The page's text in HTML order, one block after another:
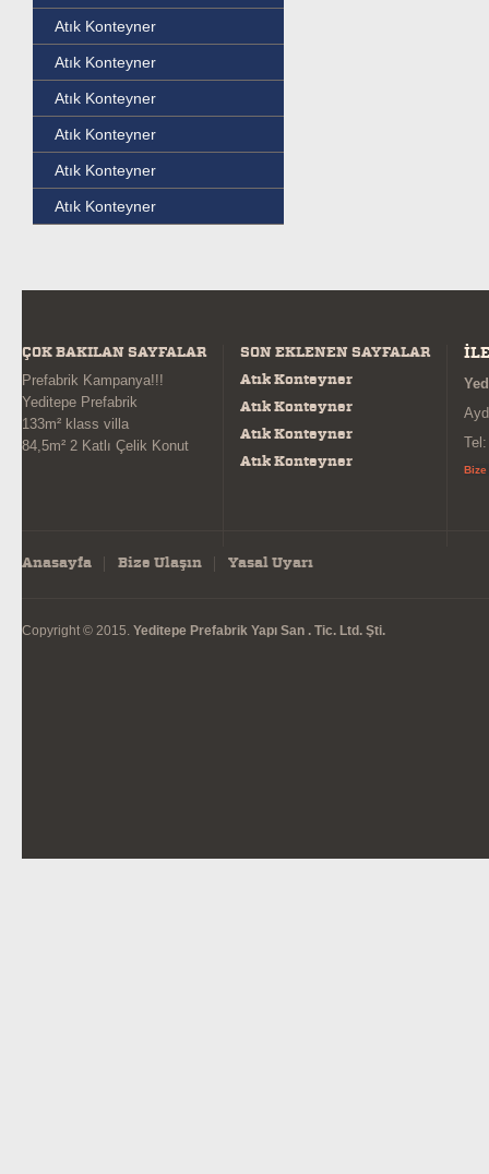
Atık Konteyner
Atık Konteyner
Atık Konteyner
Atık Konteyner
Atık Konteyner
Atık Konteyner
ÇOK BAKILAN SAYFALAR
Prefabrik Kampanya!!!
Yeditepe Prefabrik
133m² klass villa
84,5m² 2 Katlı Çelik Konut
SON EKLENEN SAYFALAR
Atık Konteyner
Atık Konteyner
Atık Konteyner
Atık Konteyner
Bize
Anasayfa Bize Ulaşın Yasal Uyarı
Copyright © 2015. Yeditepe Prefabrik Yapı San . Tic. Ltd. Şti.